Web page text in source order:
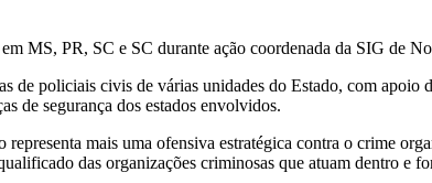
MS, PR, SC e SC durante ação coordenada da SIG de
de policiais civis de várias unidades do Estado, com
de segurança dos estados envolvidos.
mais uma ofensiva estratégica contra o crime
das organizações criminosas que atuam dentro e